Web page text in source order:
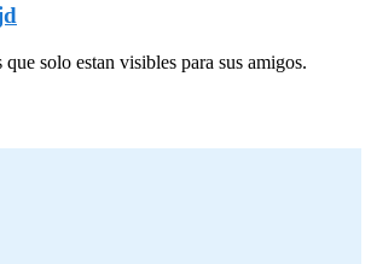
solo estan visibles para sus amigos.